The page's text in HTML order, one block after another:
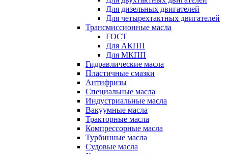
Для дизельных двигателей
Для четырехтактных двигателей
Трансмиссионные масла
ГОСТ
Для АКПП
Для МКПП
Гидравлические масла
Пластичные смазки
Антифризы
Специальные масла
Индустриальные масла
Вакуумные масла
Тракторные масла
Компрессорные масла
Турбинные масла
Судовые масла